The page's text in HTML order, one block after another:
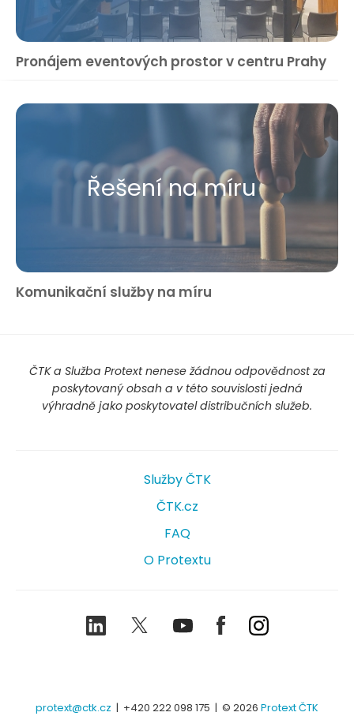
Pronájem eventových prostor v centru Prahy
Řešení na míru
Komunikační služby na míru
ČTK a Služba Protext nenese žádnou odpovědnost za
poskytovaný obsah a v této souvislosti jedná
výhradně jako poskytovatel distribučních služeb.
Služby ČTK
ČTK.cz
FAQ
O Protextu
LinkedIn TwitterYoutubeFacebookInstagram
protext@ctk.cz | +420 222 098 175 | © 2026 Protext ČTK